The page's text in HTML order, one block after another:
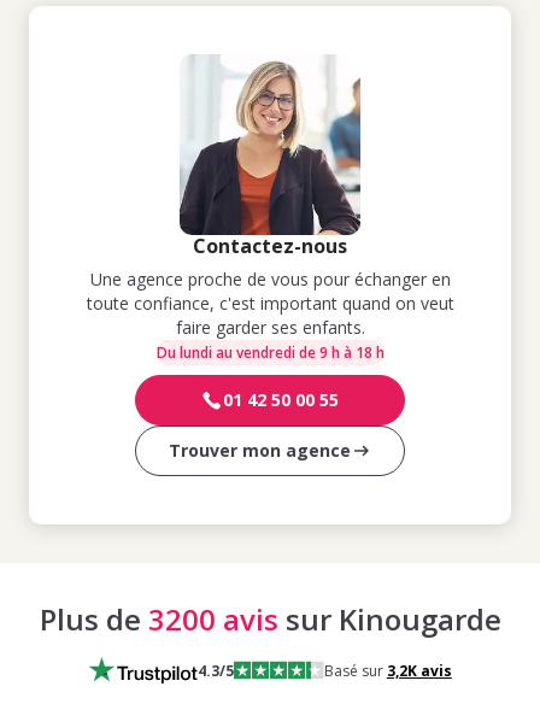
Contactez-nous
Une agence proche de vous pour échanger en
toute confiance, c'est important quand on veut
faire garder ses enfants.
Du lundi au vendredi de 9 h à 18 h
01 42 50 00 55
Trouver mon agence
Plus de 3200 avis sur Kinougarde
4.3/5 Basé sur 3,2Kavis